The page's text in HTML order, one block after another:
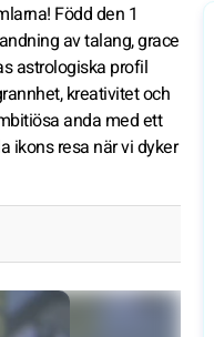
Född den 1
av talang, grace
astrologiska profil
kreativitet och
anda med ett
ikons resa när vi dyker